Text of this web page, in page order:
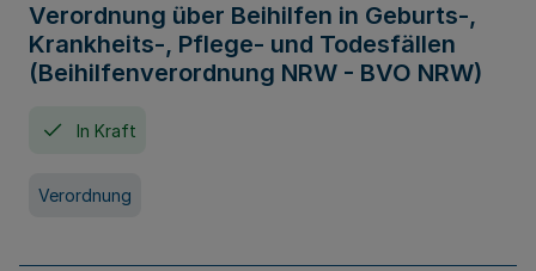
Verordnung über Beihilfen in Geburts-,
Krankheits-, Pflege- und Todesfällen
(Beihilfenverordnung NRW - BVO NRW)
In Kraft
Verordnung